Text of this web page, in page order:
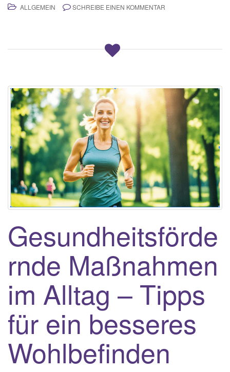
ALLGEMEIN SCHREIBE EINEN KOMMENTAR
Gesundheitsförde
rnde Maßnahmen
im Alltag – Tipps
für ein besseres
Wohlbefinden